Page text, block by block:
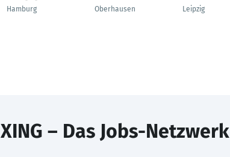
Hamburg
Oberhausen
Leipzig
XING – Das Jobs-Netzwerk